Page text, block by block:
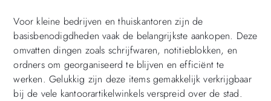
Voor kleine bedrijven en thuiskantoren zijn de
basisbenodigdheden vaak de belangrijkste aankopen. Deze
omvatten dingen zoals schrijfwaren, notitieblokken, en
ordners om georganiseerd te blijven en efficiënt te
werken. Gelukkig zijn deze items gemakkelijk verkrijgbaar
bij de vele kantoorartikelwinkels verspreid over de stad.